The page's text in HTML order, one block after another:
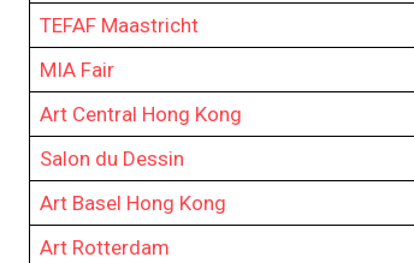
TEFAF Maastricht
MIA Fair
Art Central Hong Kong
Salon du Dessin
Art Basel Hong Kong
Art Rotterdam